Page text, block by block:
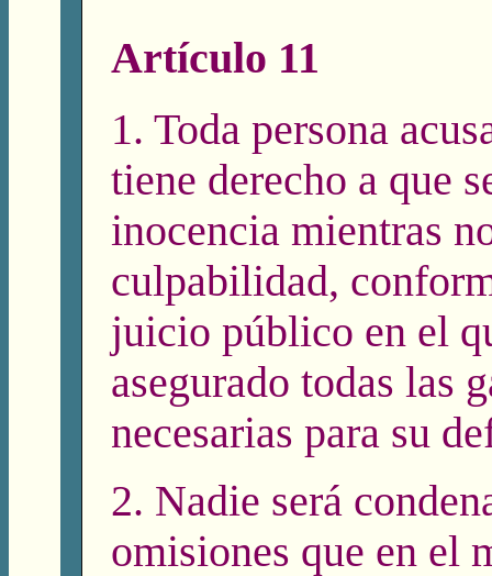
Artículo 11
1. Toda persona
tiene derecho a que
inocencia mientras
culpabilidad,
juicio público en el
asegurado todas las
necesarias para su
2. Nadie será
omisiones que en el